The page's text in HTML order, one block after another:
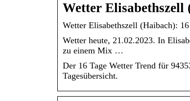
Wetter Elisabethszell
Wetter Elisabethszell (Haibach):
Wetter heute, 21.02.2023. In
zu einem Mix …
Der 16 Tage Wetter Trend für
Tagesübersicht.